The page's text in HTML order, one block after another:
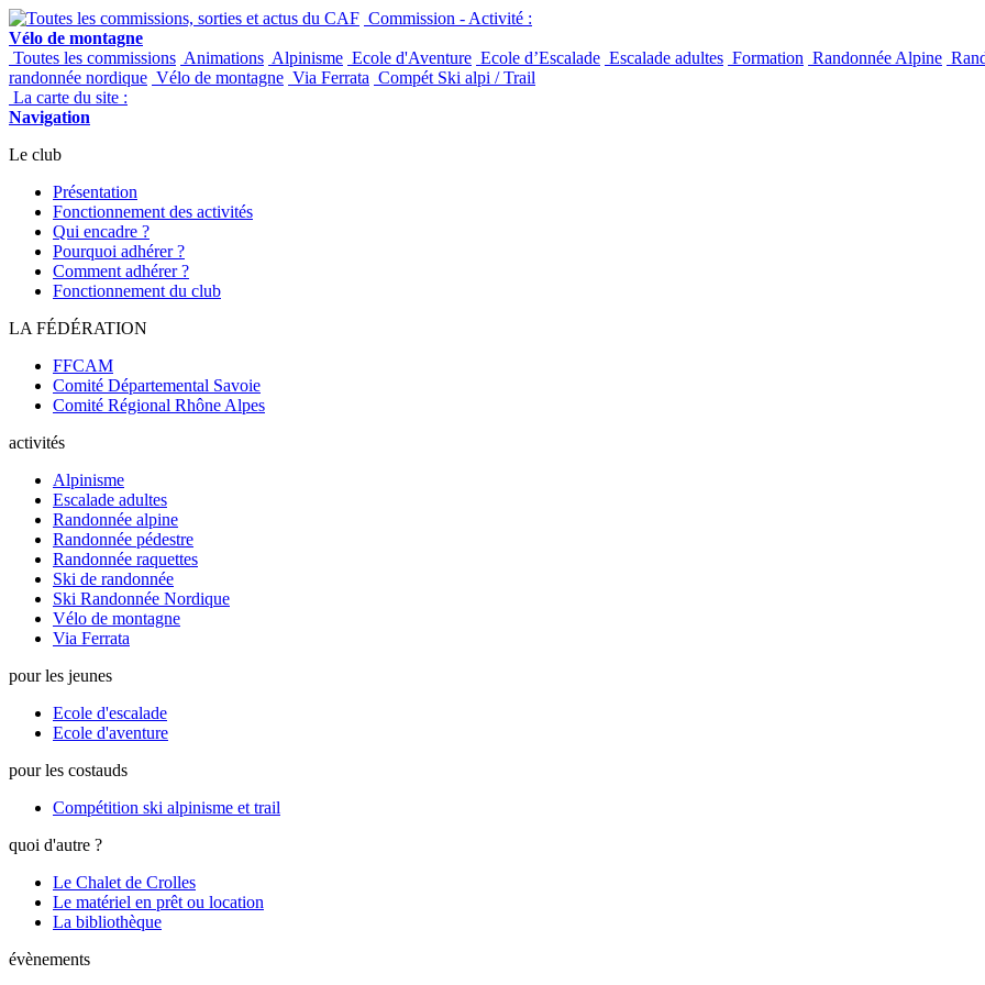
Commission - Activité :
Vélo de montagne
Toutes les commissions Animations Alpinisme Ecole d'Aventure Ecole d’Escalade Escalade adultes Formation Randonnée Alpine
randonnée nordique Vélo de montagne Via Ferrata Compét Ski alpi / Trail
La carte du site :
Navigation
Le club
Présentation
Fonctionnement des activités
Qui encadre ?
Pourquoi adhérer ?
Comment adhérer ?
Fonctionnement du club
LA FÉDÉRATION
FFCAM
Comité Départemental Savoie
Comité Régional Rhône Alpes
activités
Alpinisme
Escalade adultes
Randonnée alpine
Randonnée pédestre
Randonnée raquettes
Ski de randonnée
Ski Randonnée Nordique
Vélo de montagne
Via Ferrata
pour les jeunes
Ecole d'escalade
Ecole d'aventure
pour les costauds
Compétition ski alpinisme et trail
quoi d'autre ?
Le Chalet de Crolles
Le matériel en prêt ou location
La bibliothèque
évènements